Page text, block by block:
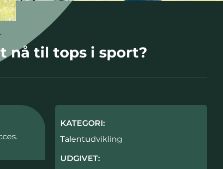
nå til tops i sport?
KATEGORI:
Talentudvikling
UDGIVET: